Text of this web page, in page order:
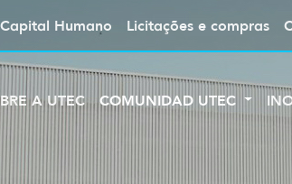
Capital Humano Licitações e compras
A UTEC COMUNIDAD UTEC